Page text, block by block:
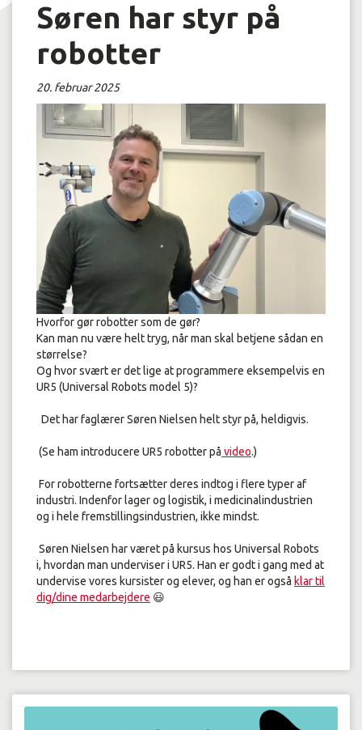
Søren har styr på
robotter
20. februar 2025
Hvorfor gør robotter som de gør?
Kan man nu være helt tryg, når man skal betjene sådan en
størrelse?
Og hvor svært er det lige at programmere eksempelvis en
UR5 (Universal Robots model 5)?
Det har faglærer Søren Nielsen helt styr på, heldigvis.
(Se ham introducere UR5 robotter på video.)
For robotterne fortsætter deres indtog i flere typer af
industri. Indenfor lager og logistik, i medicinalindustrien
og i hele fremstillingsindustrien, ikke mindst.
Søren Nielsen har været på kursus hos Universal Robots
i, hvordan man underviser i UR5. Han er godt i gang med at
undervise vores kursister og elever, og han er også klar til
dig/dine medarbejdere 😃